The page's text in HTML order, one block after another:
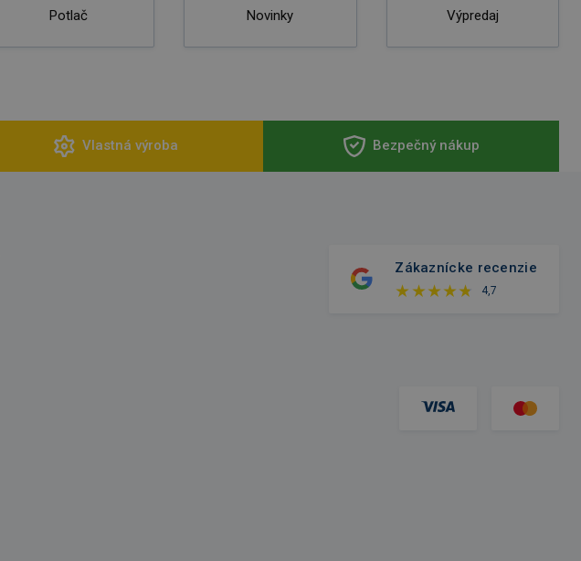
Potlač Novinky Výpredaj
Vlastná výroba Bezpečný nákup
Zákaznícke recenzie
4,7